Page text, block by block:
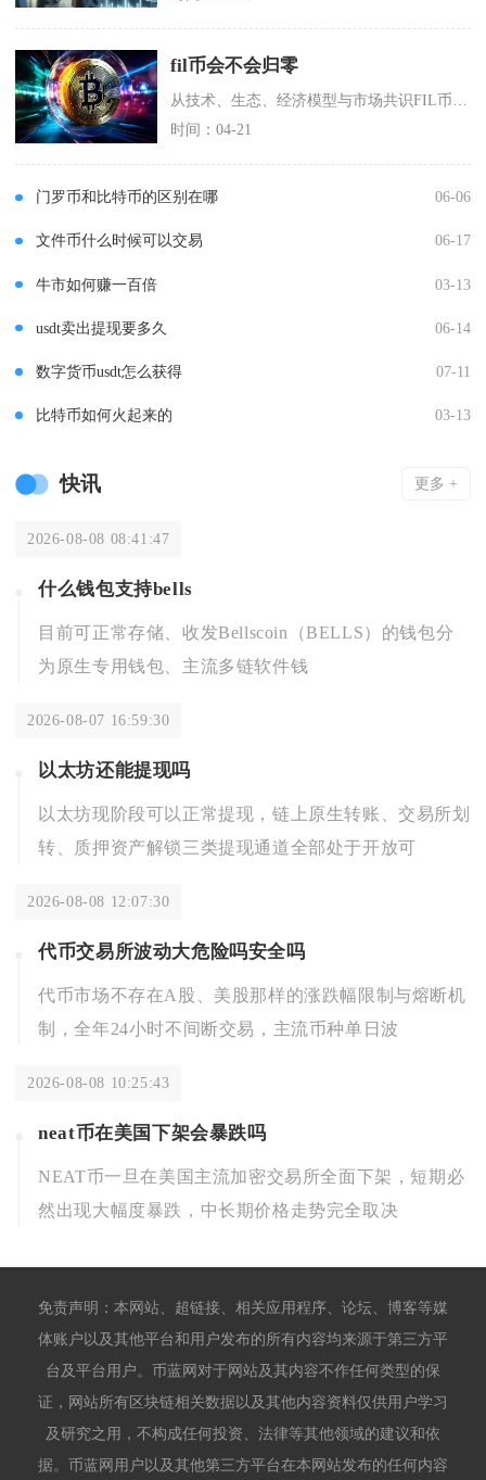
fil币会不会归零
时间：04-21
门罗币和比特币的区别在哪 06-06
文件币什么时候可以交易 06-17
牛市如何赚一百倍 03-13
usdt卖出提现要多久 06-14
数字货币usdt怎么获得 07-11
比特币如何火起来的 03-13
快讯 更多 +
2026-08-08 08:41:47
什么钱包支持bells
目前可正常存储、收发Bellscoin（BELLS）的钱包分
为原生专用钱包、主流多链软件钱
2026-08-07 16:59:30
以太坊还能提现吗
以太坊现阶段可以正常提现，链上原生转账、交易所划
转、质押资产解锁三类提现通道全部处于开放可
2026-08-08 12:07:30
代币交易所波动大危险吗安全吗
代币市场不存在A股、美股那样的涨跌幅限制与熔断机
制，全年24小时不间断交易，主流币种单日波
2026-08-08 10:25:43
neat币在美国下架会暴跌吗
NEAT币一旦在美国主流加密交易所全面下架，短期必
然出现大幅度暴跌，中长期价格走势完全取决
免责声明：本网站、超链接、相关应用程序、论坛、博客等媒
体账户以及其他平台和用户发布的所有内容均来源于第三方平
台及平台用户。币蓝网对于网站及其内容不作任何类型的保
证，网站所有区块链相关数据以及其他内容资料仅供用户学习
及研究之用，不构成任何投资、法律等其他领域的建议和依
据。币蓝网用户以及其他第三方平台在本网站发布的任何内容